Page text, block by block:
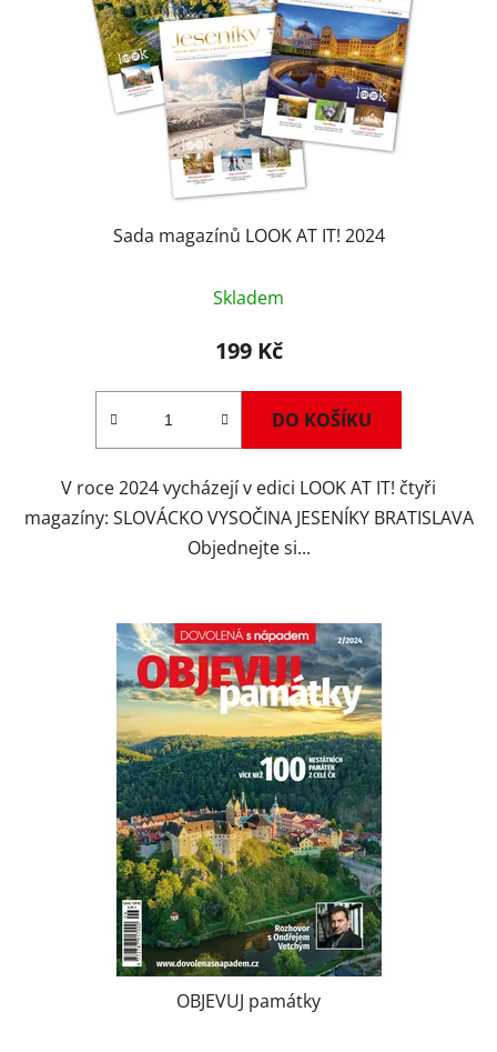
Sada magazínů LOOK AT IT! 2024
Skladem
199 Kč
DO KOŠÍKU
V roce 2024 vycházejí v edici LOOK AT IT! čtyři
magazíny: SLOVÁCKO VYSOČINA JESENÍKY BRATISLAVA
Objednejte si...
OBJEVUJ památky